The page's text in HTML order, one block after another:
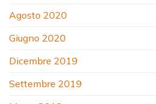
Agosto 2020
Giugno 2020
Dicembre 2019
Settembre 2019